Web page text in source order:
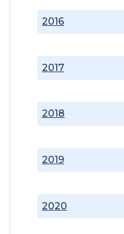
2016
2017
2018
2019
2020